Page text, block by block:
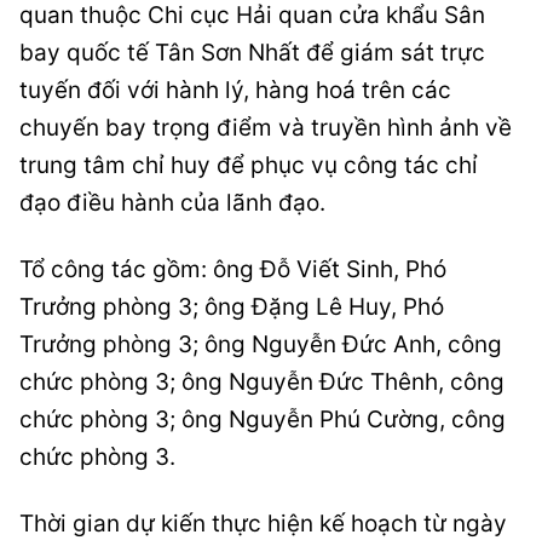
quan thuộc Chi cục Hải quan cửa khẩu Sân
bay quốc tế Tân Sơn Nhất để giám sát trực
tuyến đối với hành lý, hàng hoá trên các
chuyến bay trọng điểm và truyền hình ảnh về
trung tâm chỉ huy để phục vụ công tác chỉ
đạo điều hành của lãnh đạo.
Tổ công tác gồm: ông Đỗ Viết Sinh, Phó
Trưởng phòng 3; ông Đặng Lê Huy, Phó
Trưởng phòng 3; ông Nguyễn Đức Anh, công
chức phòng 3; ông Nguyễn Đức Thênh, công
chức phòng 3; ông Nguyễn Phú Cường, công
chức phòng 3.
Thời gian dự kiến thực hiện kế hoạch từ ngày